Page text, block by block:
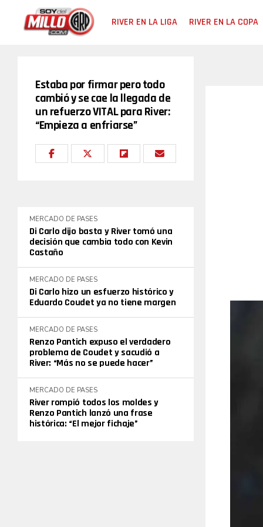
RIVER EN LA LIGA RIVER EN LA COPA
Estaba por firmar pero todo
cambió y se cae la llegada de
un refuerzo VITAL para River:
“Empieza a enfriarse”
MERCADO DE PASES
Di Carlo dijo basta y River tomó una
decisión que cambia todo con Kevin
Castaño
MERCADO DE PASES
Di Carlo hizo un esfuerzo histórico y
Eduardo Coudet ya no tiene margen
MERCADO DE PASES
Renzo Pantich expuso el verdadero
problema de Coudet y sacudió a
River: “Más no se puede hacer”
MERCADO DE PASES
River rompió todos los moldes y
Renzo Pantich lanzó una frase
histórica: “El mejor fichaje”